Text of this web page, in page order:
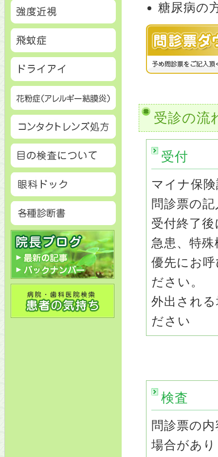
糖尿病の
受診の流
受付
マイナ保
問診票の
受付終了
急患、特
優先にお
ださい。
外出され
ださい
検査
問診票の
場合があ